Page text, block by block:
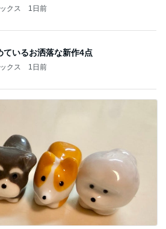
クス 1日前
ているお洒落な新作4点
クス 1日前